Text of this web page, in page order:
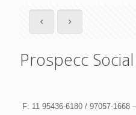
Prospecc
F: 11 95436-6180 / 97057-1668